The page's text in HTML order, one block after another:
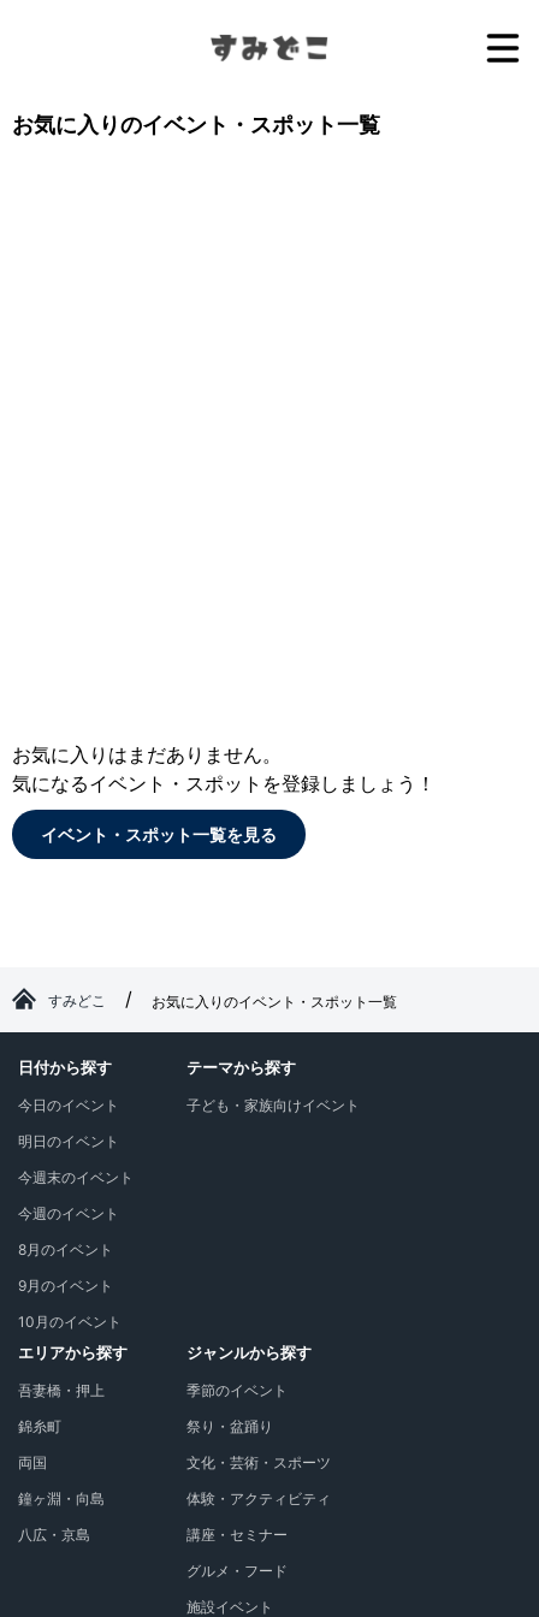
お気に入りのイベント・スポット一覧
お気に入りはまだありません。
気になるイベント・スポットを登録しましょう！
イベント・スポット一覧を見る
すみどこ お気に入りのイベント・スポット一覧
日付から探す
今日のイベント
明日のイベント
今週末のイベント
今週のイベント
8月のイベント
9月のイベント
10月のイベント
テーマから探す
子ども・家族向けイベント
エリアから探す
吾妻橋・押上
錦糸町
両国
鐘ヶ淵・向島
八広・京島
ジャンルから探す
季節のイベント
祭り・盆踊り
文化・芸術・スポーツ
体験・アクティビティ
講座・セミナー
グルメ・フード
施設イベント